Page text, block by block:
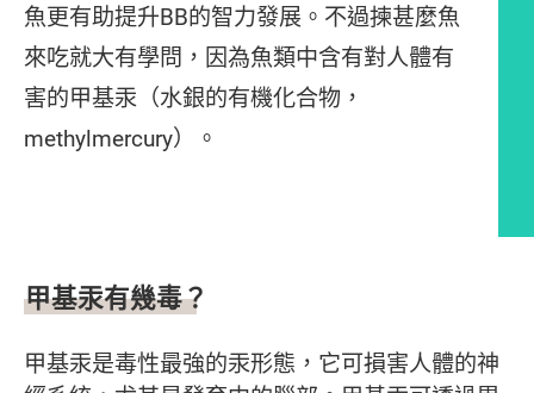
魚更有助提升BB的智力發展。不過揀甚麼魚
來吃就大有學問，因為魚類中含有對人體有
害的甲基汞（水銀的有機化合物，
methylmercury）。
甲基汞有幾毒？
甲基汞是毒性最強的汞形態，它可損害人體的神